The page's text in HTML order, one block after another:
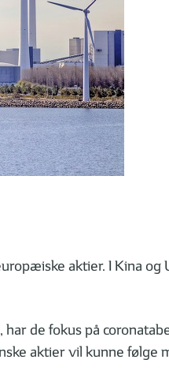
aktier. I Kina og
de fokus på
aktier vil kunne følge